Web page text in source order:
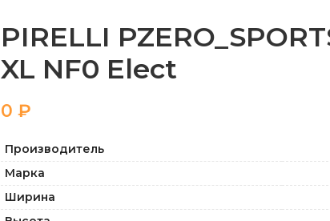
PIRELLI
XL NF0 Elect
₽
Производитель
Марка
Ширина